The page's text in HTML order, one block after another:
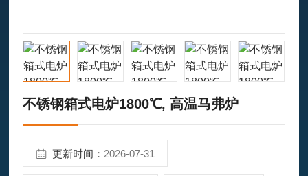
不锈钢箱式电炉1800℃, 高温马弗炉
更新时间： 2026-07-31